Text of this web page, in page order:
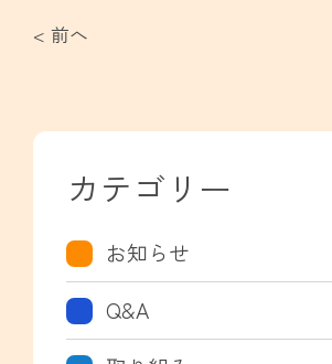
< 前へ
カテゴリー
お知らせ
Q&A